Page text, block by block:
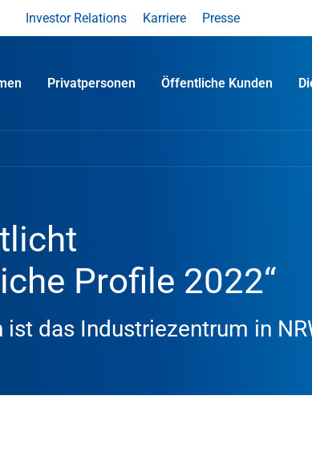
Investor Relations Karriere Presse
Privatpersonen Öffentliche Kunden
Profile 2022“
das Industriezentrum in